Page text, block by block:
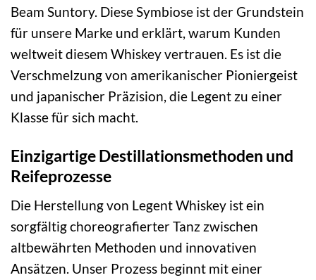
Beam Suntory. Diese Symbiose ist der Grundstein
für unsere Marke und erklärt, warum Kunden
weltweit diesem Whiskey vertrauen. Es ist die
Verschmelzung von amerikanischer Pioniergeist
und japanischer Präzision, die Legent zu einer
Klasse für sich macht.
Einzigartige Destillationsmethoden und
Reifeprozesse
Die Herstellung von Legent Whiskey ist ein
sorgfältig choreografierter Tanz zwischen
altbewährten Methoden und innovativen
Ansätzen. Unser Prozess beginnt mit einer